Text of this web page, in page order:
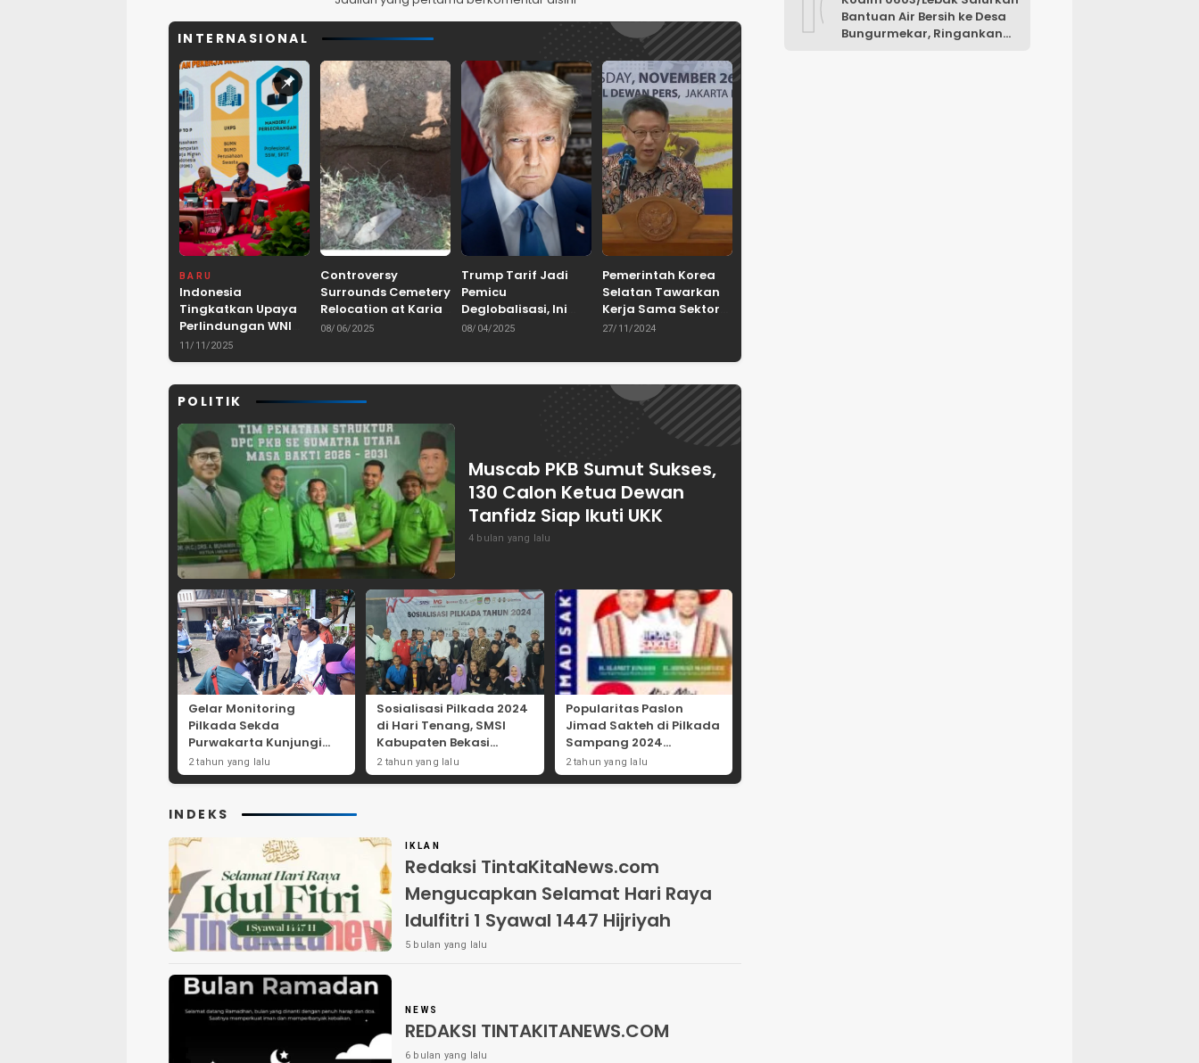
INTERNASIONAL
BARU
Indonesia
Tingkatkan Upaya
Perlindungan WNI
dan Pemberantasan
TPPO di Asia
11/11/2025
Controversy
Surrounds Cemetery
Relocation at Karian
Dam Project in
08/06/2025
Trump Tarif Jadi
Pemicu
Deglobalisasi, Ini
Ulasan Tajam dari
ASPRINDO
08/04/2025
Pemerintah Korea
Selatan Tawarkan
Kerja Sama Sektor
Pertanian untuk
Pangan Indonesia
27/11/2024
POLITIK
Muscab PKB Sumut Sukses,
130 Calon Ketua Dewan
Tanfidz Siap Ikuti UKK
4 bulan yang lalu
Gelar Monitoring
Pilkada Sekda
Purwakarta Kunjungi
Beberapa TPS Yang Ada
Di Purwakarta
2 tahun yang lalu
Sosialisasi Pilkada 2024
di Hari Tenang, SMSI
Kabupaten Bekasi
Dorong Angka
Partisipasi Masyarakat
2 tahun yang lalu
Popularitas Paslon
Jimad Sakteh di Pilkada
Sampang 2024
Didorong Kebijakan
Populis dan Dukungan
2 tahun yang lalu
INDEKS
IKLAN
Redaksi TintaKitaNews.com
Mengucapkan Selamat Hari Raya
Idulfitri 1 Syawal 1447 Hijriyah
5 bulan yang lalu
NEWS
REDAKSI TINTAKITANEWS.COM
6 bulan yang lalu
Bantuan Air Bersih ke Desa
Bungurmekar, Ringankan